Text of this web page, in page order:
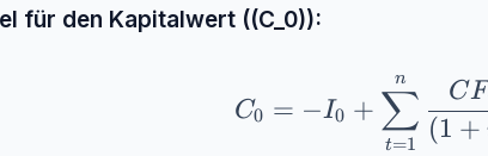
für den Kapitalwert ((C_0)):
C_0 = -I_0 +
C0 = −I0 +
t=1
∑
n
(1 +
CF